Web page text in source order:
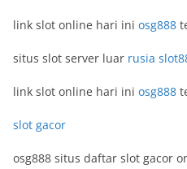
link slot online hari ini osg888
situs slot server luar rusia
link slot online hari ini osg888
slot gacor
osg888 situs daftar slot gacor